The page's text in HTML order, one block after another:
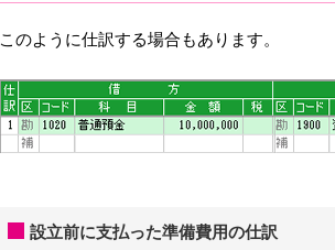
このように仕訳する場合もあります。
設立前に支払った準備費用の仕訳